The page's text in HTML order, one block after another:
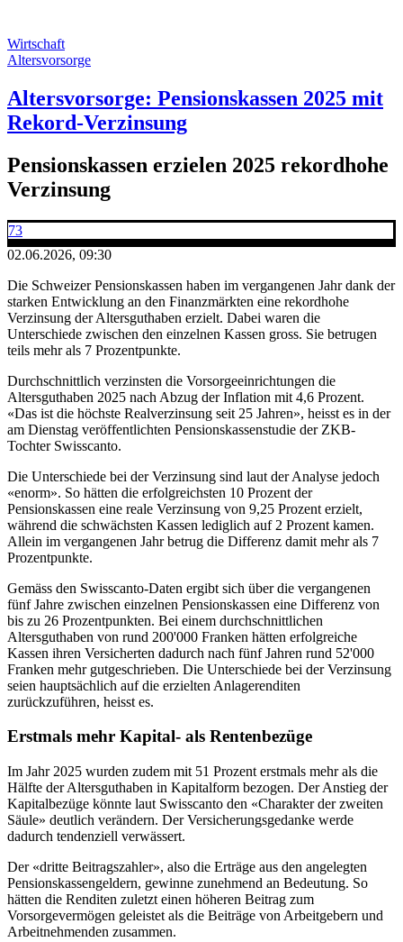
Wirtschaft
Altersvorsorge
Altersvorsorge: Pensionskassen 2025 mit
Rekord-Verzinsung
Pensionskassen erzielen 2025 rekordhohe
Verzinsung
73
02.06.2026, 09:30
Die Schweizer Pensionskassen haben im vergangenen Jahr dank der
starken Entwicklung an den Finanzmärkten eine rekordhohe
Verzinsung der Altersguthaben erzielt. Dabei waren die
Unterschiede zwischen den einzelnen Kassen gross. Sie betrugen
teils mehr als 7 Prozentpunkte.
Durchschnittlich verzinsten die Vorsorgeeinrichtungen die
Altersguthaben 2025 nach Abzug der Inflation mit 4,6 Prozent.
«Das ist die höchste Realverzinsung seit 25 Jahren», heisst es in der
am Dienstag veröffentlichten Pensionskassenstudie der ZKB-
Tochter Swisscanto.
Die Unterschiede bei der Verzinsung sind laut der Analyse jedoch
«enorm». So hätten die erfolgreichsten 10 Prozent der
Pensionskassen eine reale Verzinsung von 9,25 Prozent erzielt,
während die schwächsten Kassen lediglich auf 2 Prozent kamen.
Allein im vergangenen Jahr betrug die Differenz damit mehr als 7
Prozentpunkte.
Gemäss den Swisscanto-Daten ergibt sich über die vergangenen
fünf Jahre zwischen einzelnen Pensionskassen eine Differenz von
bis zu 26 Prozentpunkten. Bei einem durchschnittlichen
Altersguthaben von rund 200'000 Franken hätten erfolgreiche
Kassen ihren Versicherten dadurch nach fünf Jahren rund 52'000
Franken mehr gutgeschrieben. Die Unterschiede bei der Verzinsung
seien hauptsächlich auf die erzielten Anlagerenditen
zurückzuführen, heisst es.
Erstmals mehr Kapital- als Rentenbezüge
Im Jahr 2025 wurden zudem mit 51 Prozent erstmals mehr als die
Hälfte der Altersguthaben in Kapitalform bezogen. Der Anstieg der
Kapitalbezüge könnte laut Swisscanto den «Charakter der zweiten
Säule» deutlich verändern. Der Versicherungsgedanke werde
dadurch tendenziell verwässert.
Der «dritte Beitragszahler», also die Erträge aus den angelegten
Pensionskassengeldern, gewinne zunehmend an Bedeutung. So
hätten die Renditen zuletzt einen höheren Beitrag zum
Vorsorgevermögen geleistet als die Beiträge von Arbeitgebern und
Arbeitnehmenden zusammen.